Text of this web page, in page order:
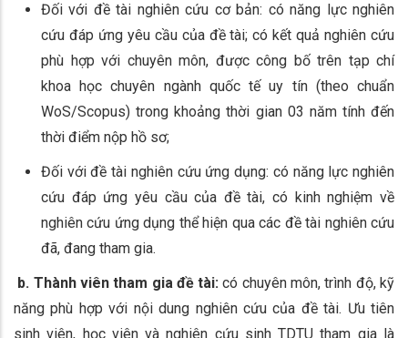
Đối với đề tài nghiên cứu cơ bản: có năng lực nghiên
cứu đáp ứng yêu cầu của đề tài; có kết quả nghiên cứu
phù hợp với chuyên môn, được công bố trên tạp chí
khoa học chuyên ngành quốc tế uy tín (theo chuẩn
WoS/Scopus) trong khoảng thời gian 03 năm tính đến
thời điểm nộp hồ sơ;
Đối với đề tài nghiên cứu ứng dụng: có năng lực nghiên
cứu đáp ứng yêu cầu của đề tài, có kinh nghiệm về
nghiên cứu ứng dụng thể hiện qua các đề tài nghiên cứu
đã, đang tham gia.
b. Thành viên tham gia đề tài: có chuyên môn, trình độ, kỹ
năng phù hợp với nội dung nghiên cứu của đề tài. Ưu tiên
sinh viên, học viên và nghiên cứu sinh TDTU tham gia là